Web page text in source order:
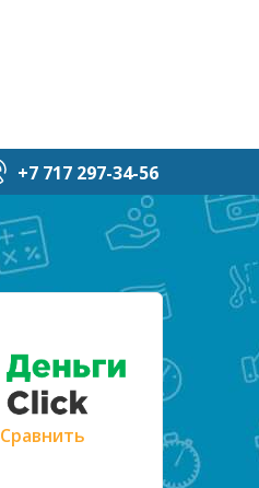
+7 717 297-34-56
Сравнить